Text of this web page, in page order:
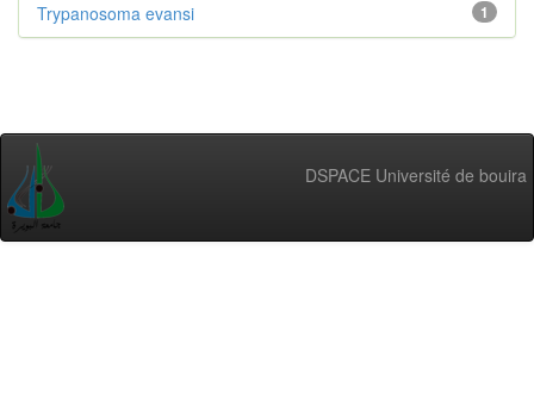
1
Trypanosoma evansi
DSPACE Université de bouira